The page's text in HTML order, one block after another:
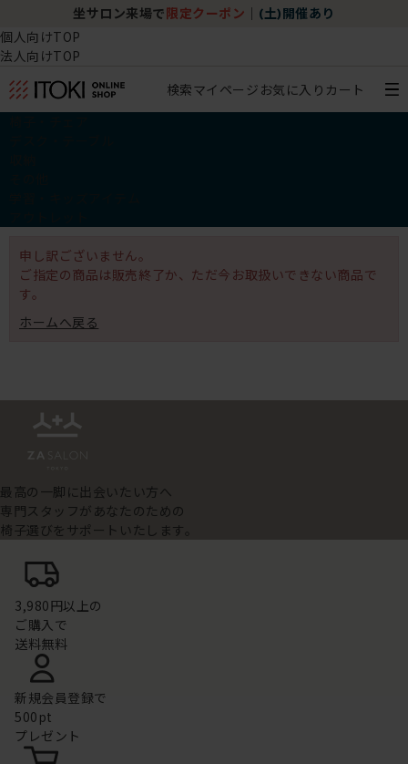
坐サロン来場で 限定クーポン (土)開催あり
個人向けTOP
法人向けTOP
検索マイページ お気に入り カート
申し訳ございません。
ご指定の商品は販売終了か、ただ今お取扱いできない商品で
す。
ホームへ戻る
最高の一脚に出会いたい方へ
専門スタッフがあなたのための
椅子選びをサポートいたします。
3,980円以上の
ご購入で
送料無料
新規会員登録で
500pt
プレゼント